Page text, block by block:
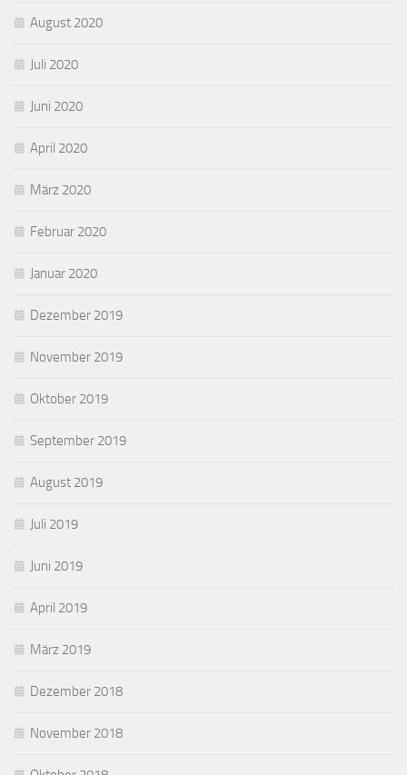
August 2020
Juli 2020
Juni 2020
April 2020
März 2020
Februar 2020
Januar 2020
Dezember 2019
November 2019
Oktober 2019
September 2019
August 2019
Juli 2019
Juni 2019
April 2019
März 2019
Dezember 2018
November 2018